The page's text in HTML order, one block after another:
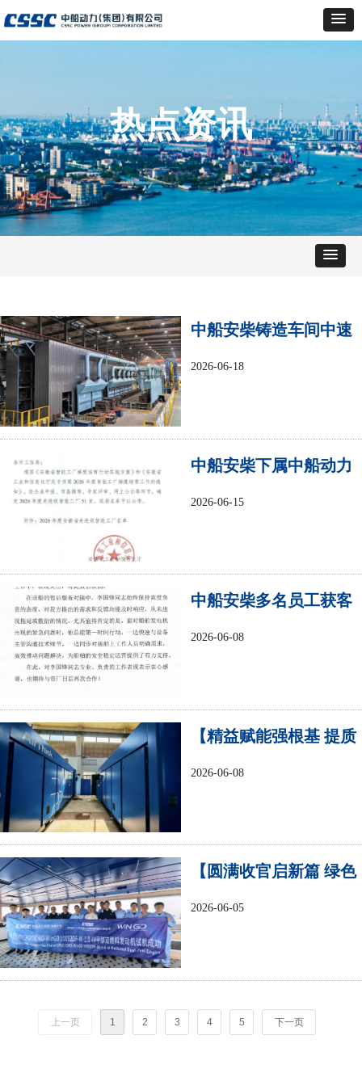
热点资讯
中船安柴铸造车间中速
机缸盖柔性生产线全线
2026-06-18
中船安柴下属中船动力
配套入选2026年度安徽
2026-06-15
中船安柴多名员工获客
户表扬
2026-06-08
【精益赋能强根基 提质
增效促发展】中船动力
2026-06-08
【圆满收官启新篇 绿色
动力向未来】中船集团
2026-06-05
上一页 1 2 3 4 5 下一页